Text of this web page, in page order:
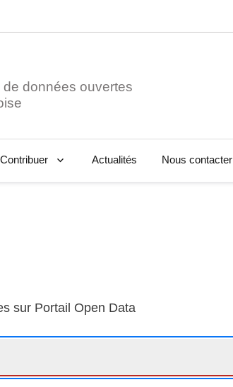
de données ouvertes
Contribuer Actualités Nous contacter
sur Portail Open Data